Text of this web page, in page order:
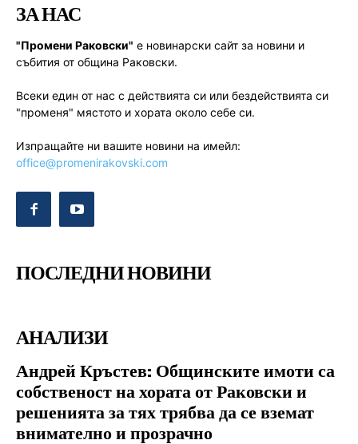
ЗА НАС
"Промени Раковски" е новинарски сайт за новини и
събития от община Раковски.
Всеки един от нас с действията си или бездействията си
"променя" мястото и хората около себе си.
Изпращайте ни вашите новини на имейл:
office@promenirakovski.com
ПОСЛЕДНИ НОВИНИ
АНАЛИЗИ
Андрей Кръстев: Общинските имоти са
собственост на хората от Раковски и
решенията за тях трябва да се вземат
внимателно и прозрачно